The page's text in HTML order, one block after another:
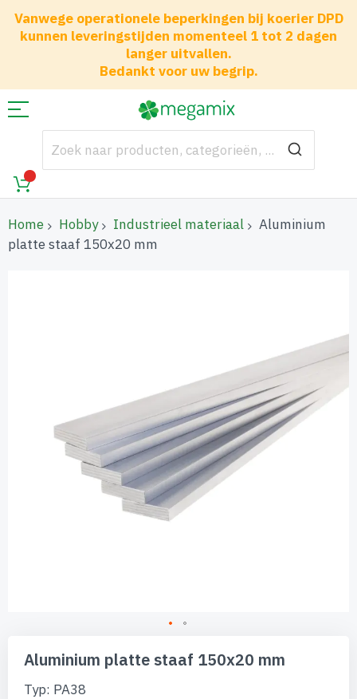
Vanwege operationele beperkingen bij koerier DPD
kunnen leveringstijden momenteel 1 tot 2 dagen
langer uitvallen.
Bedankt voor uw begrip.
Home Hobby Industrieel materiaal
Aluminium
platte staaf 150x20 mm
naar
begin
Aluminium platte staaf 150x20 mm
Typ: PA38